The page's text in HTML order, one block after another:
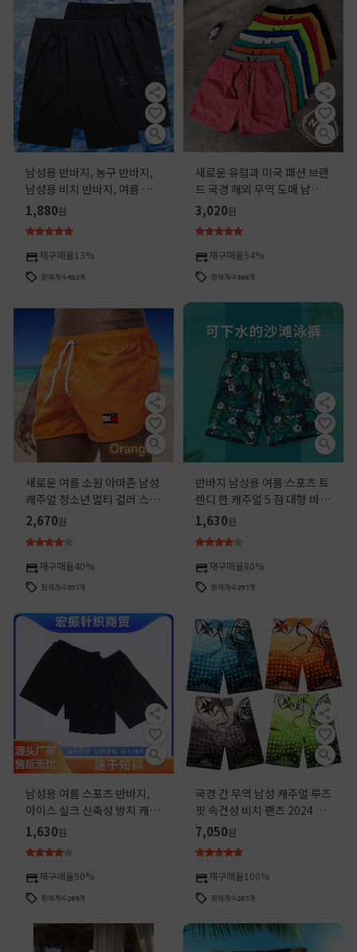
남성용 반바지, 농구 반바지,
남성용 비치 반바지, 여름 남
성 스포츠 캐주얼 루즈핏 5부
바지, 트렌디한 스포츠 반바지
1,880원
재구매율13%
판매개수432개
새로운 유럽과 미국 패션 브랜
드 국경 해외 무역 도매 남성
반바지 여름 방수 속건 통기성
느슨한 비치 바지 남성
3,020원
재구매율54%
판매개수366개
새로운 여름 소원 아마존 남성
캐주얼 청소년 멀티 컬러 스포
츠 수영 반바지 남성용 비치 반
바지
2,670원
재구매율40%
판매개수357개
반바지 남성용 여름 스포츠 트
렌디 한 캐주얼 5 점 대형 바지
트렌디 한 얇은 5 점 느슨한 남
성용 빠른 건조 비치 바지
1,630원
재구매율80%
판매개수297개
남성용 여름 스포츠 반바지,
아이스 실크 신축성 방지 캐주
얼 러닝 비치 팬츠, 통기성 좋
고 외출용으로도 적합
1,630원
재구매율50%
판매개수269개
국경 간 무역 남성 캐주얼 루즈
핏 속건성 비치 팬츠 2024 여
름 복숭아 가죽 스타일 스포츠
반바지 남성용
7,050원
재구매율 100%
판매개수267개